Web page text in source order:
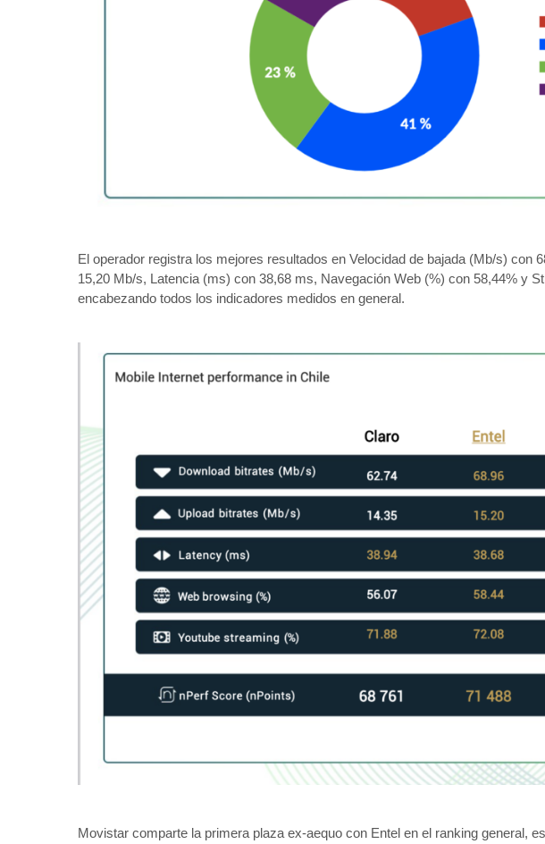
El operador registra los mejores resultados en Velocidad de bajada (Mb/s) con
15,20 Mb/s, Latencia (ms) con 38,68 ms, Navegación Web (%) con 58,44% y
encabezando todos los indicadores medidos en general.
Movistar comparte la primera plaza ex-aequo con Entel en el ranking general,